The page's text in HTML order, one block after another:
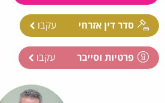
סדר דין אזרחי עקבו
פרטיות וסייבר עקבו